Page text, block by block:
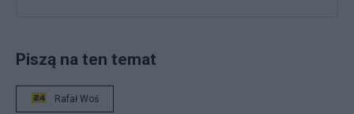
Piszą na ten temat
Rafał Woś